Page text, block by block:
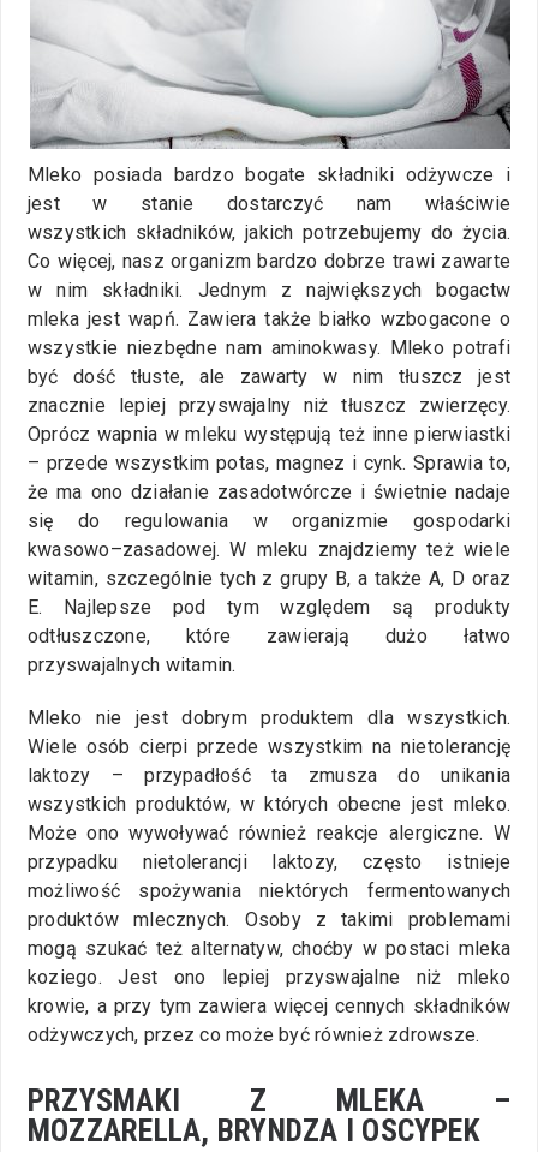
Mleko posiada bardzo bogate składniki odżywcze i
jest w stanie dostarczyć nam właściwie
wszystkich składników, jakich potrzebujemy do życia.
Co więcej, nasz organizm bardzo dobrze trawi zawarte
w nim składniki. Jednym z największych bogactw
mleka jest wapń. Zawiera także białko wzbogacone o
wszystkie niezbędne nam aminokwasy. Mleko potrafi
być dość tłuste, ale zawarty w nim tłuszcz jest
znacznie lepiej przyswajalny niż tłuszcz zwierzęcy.
Oprócz wapnia w mleku występują też inne pierwiastki
– przede wszystkim potas, magnez i cynk. Sprawia to,
że ma ono działanie zasadotwórcze i świetnie nadaje
się do regulowania w organizmie gospodarki
kwasowo–zasadowej. W mleku znajdziemy też wiele
witamin, szczególnie tych z grupy B, a także A, D oraz
E. Najlepsze pod tym względem są produkty
odtłuszczone, które zawierają dużo łatwo
przyswajalnych witamin.
Mleko nie jest dobrym produktem dla wszystkich.
Wiele osób cierpi przede wszystkim na nietolerancję
laktozy – przypadłość ta zmusza do unikania
wszystkich produktów, w których obecne jest mleko.
Może ono wywoływać również reakcje alergiczne. W
przypadku nietolerancji laktozy, często istnieje
możliwość spożywania niektórych fermentowanych
produktów mlecznych. Osoby z takimi problemami
mogą szukać też alternatyw, choćby w postaci mleka
koziego. Jest ono lepiej przyswajalne niż mleko
krowie, a przy tym zawiera więcej cennych składników
odżywczych, przez co może być również zdrowsze.
PRZYSMAKI Z MLEKA –
MOZZARELLA, BRYNDZA I OSCYPEK